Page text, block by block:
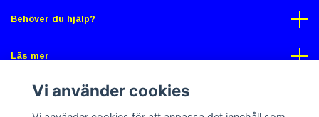
Behöver du hjälp?
Läs mer
Sociala medier
Vi använder cookies